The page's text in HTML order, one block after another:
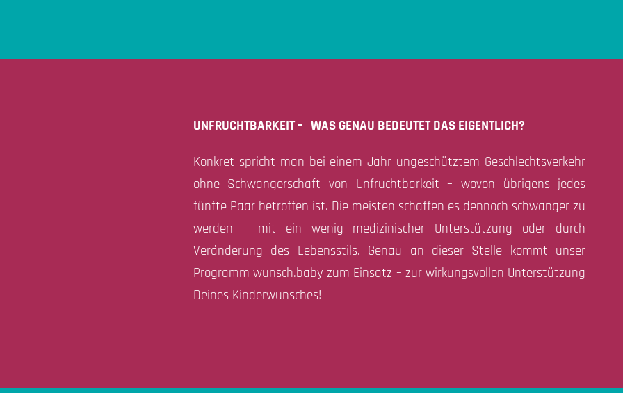
UNFRUCHTBARKEIT – WAS GENAU BEDEUTET DAS EIGENTLICH?
Konkret spricht man bei einem Jahr ungeschütztem Geschlechtsverkehr
ohne Schwangerschaft von Unfruchtbarkeit – wovon übrigens jedes
fünfte Paar betroffen ist. Die meisten schaffen es dennoch schwanger zu
werden – mit ein wenig medizinischer Unterstützung oder durch
Veränderung des Lebensstils. Genau an dieser Stelle kommt unser
Programm wunsch.baby zum Einsatz – zur wirkungsvollen Unterstützung
Deines Kinderwunsches!